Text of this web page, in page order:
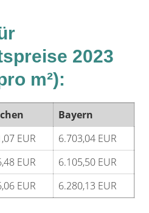
2023
m²):
Bayern
EUR
6.703,04 EUR
EUR
6.105,50 EUR
EUR 6.280,13 EUR